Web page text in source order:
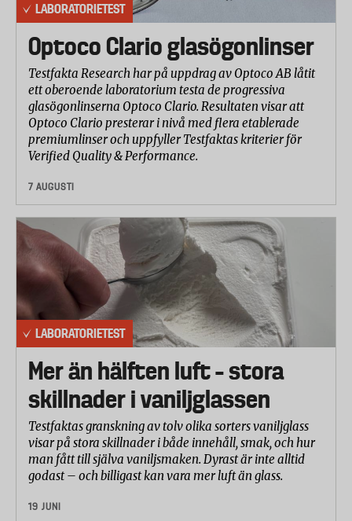
LABORATORIETEST
Optoco Clario glasögonlinser
Testfakta Research har på uppdrag av Optoco AB låtit
ett oberoende laboratorium testa de progressiva
glasögonlinserna Optoco Clario. Resultaten visar att
Optoco Clario presterar i nivå med flera etablerade
premiumlinser och uppfyller Testfaktas kriterier för
Verified Quality & Performance.
7 AUGUSTI
LABORATORIETEST
Mer än hälften luft – stora
skillnader i vaniljglassen
Testfaktas granskning av tolv olika sorters vaniljglass
visar på stora skillnader i både innehåll, smak, och hur
man fått till själva vaniljsmaken. Dyrast är inte alltid
godast – och billigast kan vara mer luft än glass.
19 JUNI